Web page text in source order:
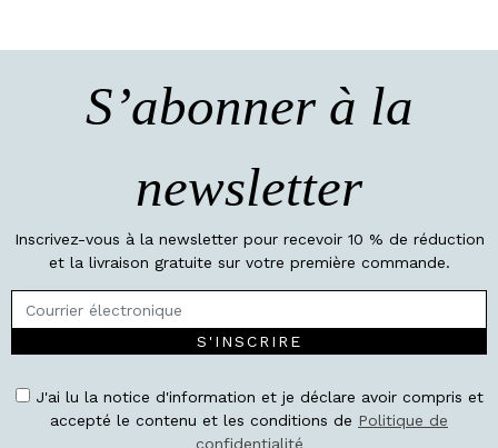
S’abonner à la
newsletter
Inscrivez-vous à la newsletter pour recevoir 10 % de réduction
et la livraison gratuite sur votre première commande.
S'INSCRIRE
J'ai lu la notice d'information et je déclare avoir compris et
accepté le contenu et les conditions de Politique de
confidentialité